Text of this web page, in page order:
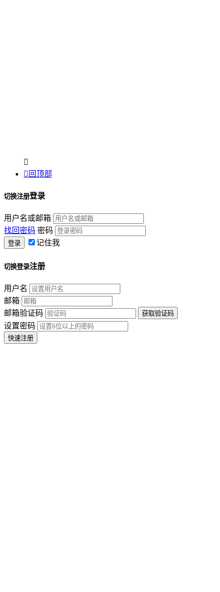

 回顶部
切换注册登录
用户名或邮箱
找回密码 密码
记住我
切换登录注册
用户名
邮箱
邮箱验证码
设置密码